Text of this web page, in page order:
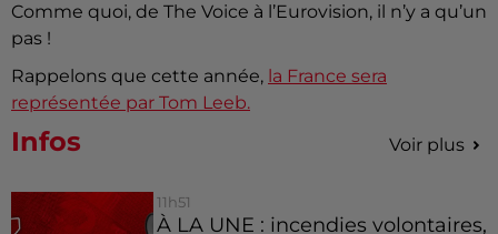
Comme quoi, de The Voice à l’Eurovision, il n’y a qu’un
pas !
Rappelons que cette année, la France sera
représentée par Tom Leeb.
Infos Voir plus
11h51
À LA UNE : incendies volontaires,